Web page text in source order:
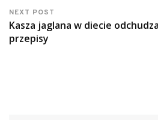
NEXT POST
Kasza jaglana w diecie
przepisy